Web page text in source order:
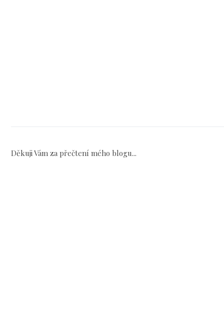
Děkuji Vám za přečtení mého blogu...